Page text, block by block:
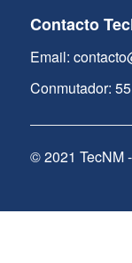
Contacto
Email:
Conmutador:
© 2021 TecNM